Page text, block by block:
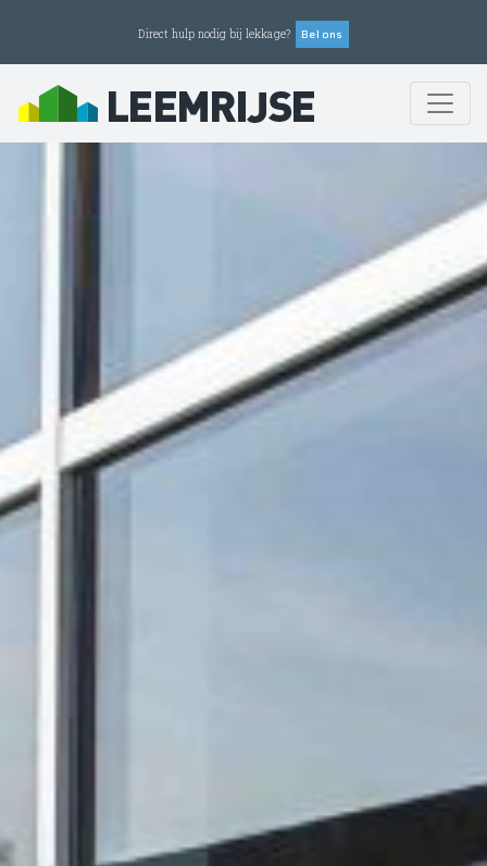
Direct hulp nodig bij lekkage? Bel ons